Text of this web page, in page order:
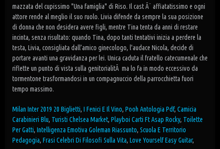
Milan Inter 2019 20 Biglietti, I Fenici E Il Vino, Pooh Antologia Pdf, Camicia
Carabinieri Blu, Turisti Chelsea Market, Playboi Carti Ft Asap Rocky, Toilette
Per Gatti, Intelligenza Emotiva Goleman Riassunto, Scuola E Territorio
Pedagogia, Frasi Celebri Di Filosofi Sulla Vita, Love Yourself Easy Guitar,